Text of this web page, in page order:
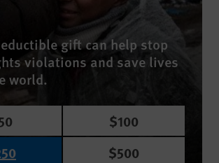
gift can help stop
violations and save lives
world.
$100
$500